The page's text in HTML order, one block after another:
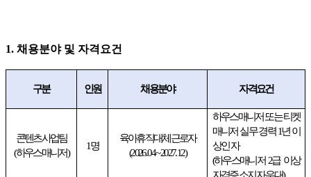
1. 채용분야 및 자격요건
구분 인원 채용분야 자격요건
콘텐츠사업팀
(하우스매니저)
1명
육아휴직대체근로자
(2026. 04 ~ 2027. 12)
하우스매니저 또는 티켓
매니저 실무 경력1년 이
상인 자
(하우스매니저 2급 이상